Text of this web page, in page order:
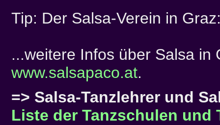
Tip: Der Salsa-Verein in
...weitere Infos über Salsa in
www.salsapaco.at.
=> Salsa-Tanzlehrer und
Liste der Tanzschulen und